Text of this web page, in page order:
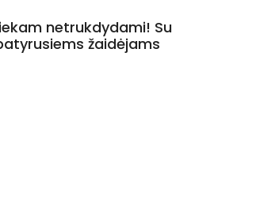
netrukdydami! Su
žaidėjams